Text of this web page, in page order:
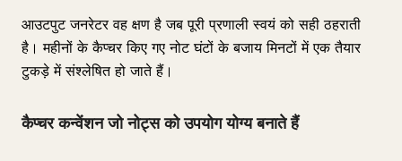
आउटपुट जनरेटर वह क्षण है जब पूरी प्रणाली स्वयं को सही ठहराती
है। महीनों के कैप्चर किए गए नोट घंटों के बजाय मिनटों में एक तैयार
टुकड़े में संश्लेषित हो जाते हैं।
कैप्चर कन्वेंशन जो नोट्स को उपयोग योग्य बनाते हैं